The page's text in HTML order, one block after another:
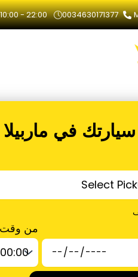
0034630171377
- 22:00
في ماربيلا
من وقت